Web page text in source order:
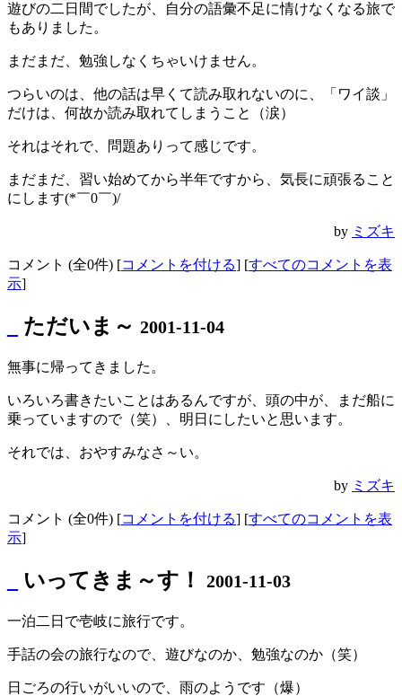
遊びの二日間でしたが、自分の語彙不足に情けなくなる旅で
もありました。
まだまだ、勉強しなくちゃいけません。
つらいのは、他の話は早くて読み取れないのに、「ワイ談」
だけは、何故か読み取れてしまうこと（涙）
それはそれで、問題ありって感じです。
まだまだ、習い始めてから半年ですから、気長に頑張ること
にします(*￣0￣)/
by ミズキ
コメント (全0件) [コメントを付ける] [すべてのコメントを表
示]
ただいま～ 2001-11-04
無事に帰ってきました。
いろいろ書きたいことはあるんですが、頭の中が、まだ船に
乗っていますので（笑）、明日にしたいと思います。
それでは、おやすみなさ～い。
by ミズキ
コメント (全0件) [コメントを付ける] [すべてのコメントを表
示]
いってきま～す！ 2001-11-03
一泊二日で壱岐に旅行です。
手話の会の旅行なので、遊びなのか、勉強なのか（笑）
日ごろの行いがいいので、雨のようです（爆）